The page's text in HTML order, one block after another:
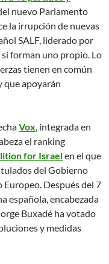
nuevo Parlamento
la irrupción de nuevas
SALF, liderado por
si forman uno propio. Lo
tienen en común
apoyarán
Vox , integrada en
el ranking
for Israelen el que
del Gobierno
Europeo. Después del 7
española, encabezada
Buxadé ha votado
y medidas